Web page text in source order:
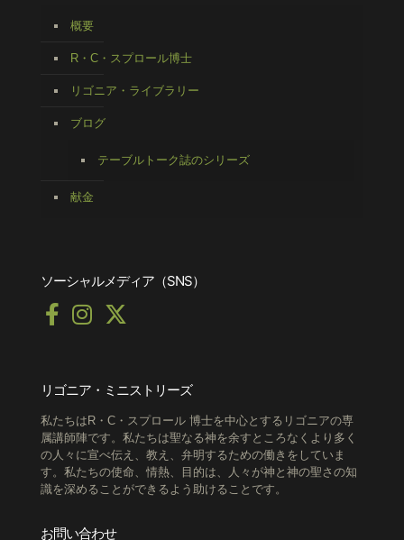
概要
R・C・スプロール博士
リゴニア・ライブラリー
ブログ
テーブルトーク誌のシリーズ
献金
ソーシャルメディア（SNS）
リゴニア・ミニストリーズ
私たちはR・C・スプロール 博士を中心とするリゴニアの専
属講師陣です。私たちは聖なる神を余すところなくより多く
の人々に宣べ伝え、教え、弁明するための働きをしていま
す。私たちの使命、情熱、目的は、人々が神と神の聖さの知
識を深めることができるよう助けることです。
お問い合わせ